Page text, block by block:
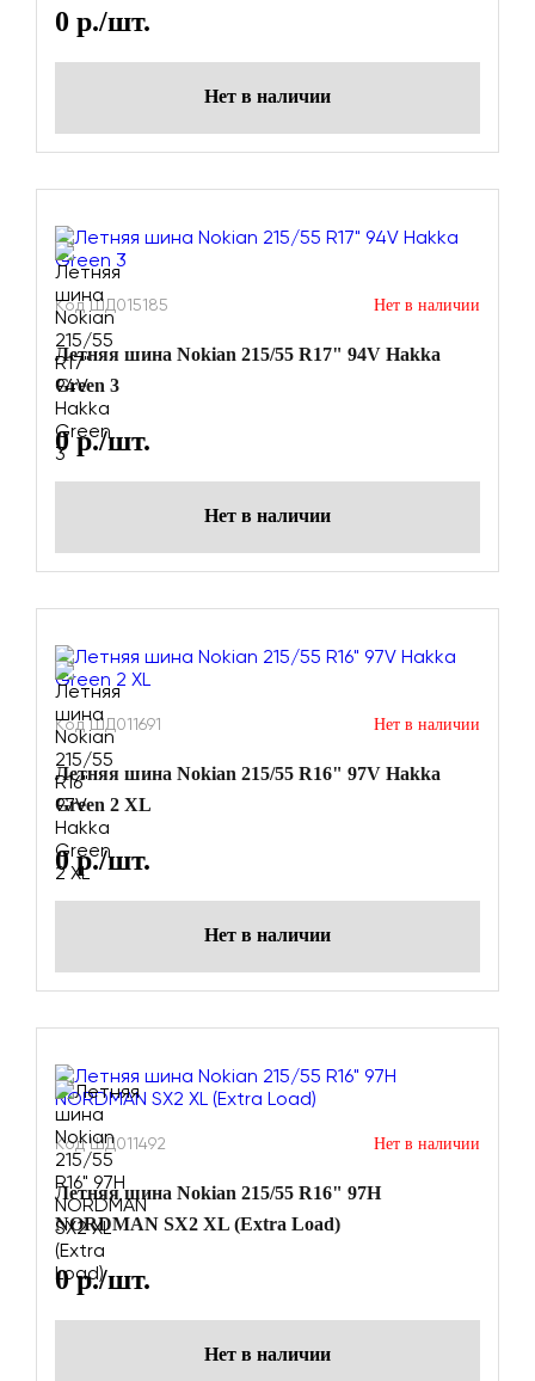
0 р./шт.
Нет в наличии
Код ШД015185 Нет в наличии
Летняя шина Nokian 215/55 R17" 94V Hakka
Green 3
0р./шт.
Нет в наличии
Код ШД011691 Нет в наличии
Летняя шина Nokian 215/55 R16" 97V Hakka
Green 2 XL
0р./шт.
Нет в наличии
Код ШД011492 Нет в наличии
Летняя шина Nokian 215/55 R16" 97H
NORDMAN SX2 XL (Extra Load)
0р./шт.
Нет в наличии